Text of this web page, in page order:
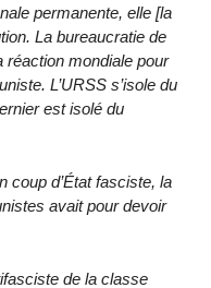
permanente, elle [la
La bureaucratie de
réaction mondiale pour
L’URSS s’isole du
est isolé du
coup d’État fasciste, la
avait pour devoir
de la classe